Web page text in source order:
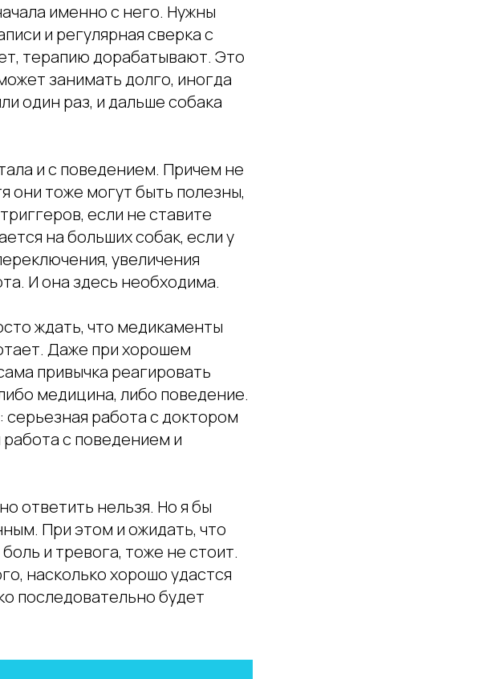
именно с него. Нужны
и регулярная сверка с
терапию дорабатывают. Это
занимать долго, иногда
один раз, и дальше собака
и с поведением. Причем не
они тоже могут быть полезны,
если не ставите
на больших собак, если у
увеличения
И она здесь необходима.
ждать, что медикаменты
Даже при хорошем
привычка реагировать
медицина, либо поведение.
работа с доктором
с поведением и
ответить нельзя. Но я бы
При этом и ожидать, что
и тревога, тоже не стоит.
насколько хорошо удастся
последовательно будет